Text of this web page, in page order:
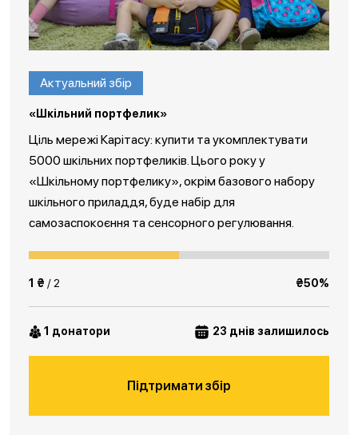
Актуальний збір
«Шкільний портфелик»
Ціль мережі Карітасу: купити та укомплектувати
5000 шкільних портфеликів. Цього року у
«Шкільному портфелику», окрім базового набору
шкільного приладдя, буде набір для
самозаспокоєння та сенсорного регулювання.
1 ₴ / 2 ₴50%
1 донатори 23 днів залишилось
Підтримати збір